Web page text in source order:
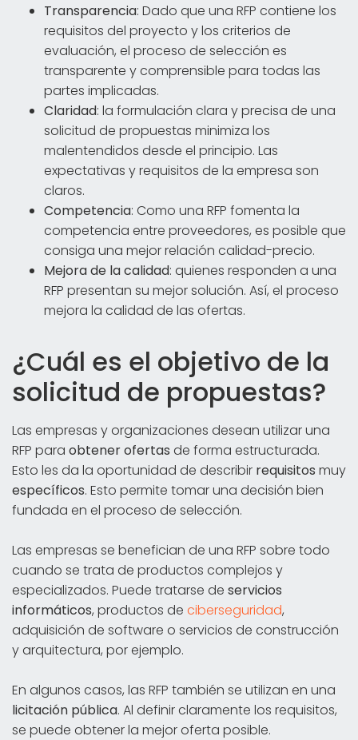
Transparencia: Dado que una RFP contiene los
requisitos del proyecto y los criterios de
evaluación, el proceso de selección es
transparente y comprensible para todas las
partes implicadas.
Claridad: la formulación clara y precisa de una
solicitud de propuestas minimiza los
malentendidos desde el principio. Las
expectativas y requisitos de la empresa son
claros.
Competencia: Como una RFP fomenta la
competencia entre proveedores, es posible que
consiga una mejor relación calidad-precio.
Mejora de la calidad: quienes responden a una
RFP presentan su mejor solución. Así, el proceso
mejora la calidad de las ofertas.
¿Cuál es el objetivo de la
solicitud de propuestas?
Las empresas y organizaciones desean utilizar una
RFP para obtener ofertas de forma estructurada.
Esto les da la oportunidad de describir requisitos muy
específicos. Esto permite tomar una decisión bien
fundada en el proceso de selección.
Las empresas se benefician de una RFP sobre todo
cuando se trata de productos complejos y
especializados. Puede tratarse de servicios
informáticos, productos de ciberseguridad,
adquisición de software o servicios de construcción
y arquitectura, por ejemplo.
En algunos casos, las RFP también se utilizan en una
licitación pública. Al definir claramente los requisitos,
se puede obtener la mejor oferta posible.